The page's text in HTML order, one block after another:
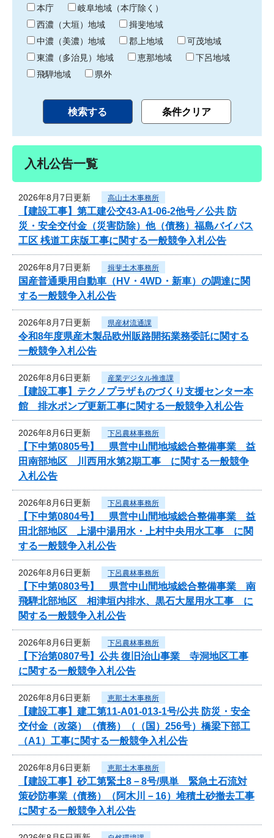
わ
り
本庁
岐阜地域（本庁除く）
西濃（大垣）地域
揖斐地域
中濃（美濃）地域
郡上地域
可茂地域
東濃（多治見）地域
恵那地域
下呂地域
飛騨地域
県外
入札公告一覧
2026年8月7日更新 高山土木事務所
【建設工事】第工建公交43-A1-06-2他号／公共 防
災・安全交付金（災害防除）他（債務）福島バイパス
工区 桟道工床版工事に関する一般競争入札公告
2026年8月7日更新 揖斐土木事務所
国産普通乗用自動車（HV・4WD・新車）の調達に関
する一般競争入札公告
2026年8月7日更新 県産材流通課
令和8年度県産木製品欧州販路開拓業務委託に関する
一般競争入札公告
2026年8月6日更新 産業デジタル推進課
【建設工事】テクノプラザものづくり支援センター本
館 排水ポンプ更新工事に関する一般競争入札公告
2026年8月6日更新 下呂農林事務所
【下中第0805号】 県営中山間地域総合整備事業 益
田南部地区 川西用水第2期工事 に関する一般競争
入札公告
2026年8月6日更新 下呂農林事務所
【下中第0804号】 県営中山間地域総合整備事業 益
田北部地区 上湯中湯用水・上村中央用水工事 に関
する一般競争入札公告
2026年8月6日更新 下呂農林事務所
【下中第0803号】 県営中山間地域総合整備事業 南
飛騨北部地区 相津垣内排水、黒石大屋用水工事 に
関する一般競争入札公告
2026年8月6日更新 下呂農林事務所
【下治第0807号】公共 復旧治山事業 寺洞地区工事
に関する一般競争入札公告
2026年8月6日更新 恵那土木事務所
【建設工事】建工第11-A01-013-1号/公共 防災・安全
交付金（改築）（債務）（（国）256号）橋梁下部工
（A1）工事に関する一般競争入札公告
2026年8月6日更新 恵那土木事務所
【建設工事】砂工第緊土8－8号/県単 緊急土石流対
策砂防事業（債務）（阿木川－16）堆積土砂撤去工事
に関する一般競争入札公告